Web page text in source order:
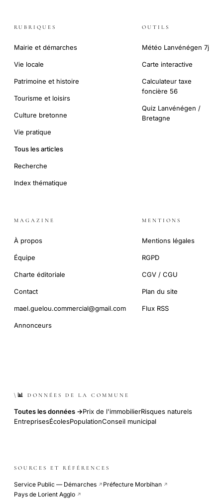
RUBRIQUES
Mairie et démarches
Vie locale
Patrimoine et histoire
Tourisme et loisirs
Culture bretonne
Vie pratique
Tous les articles
Recherche
Index thématique
OUTILS
Météo Lanvénégen 7j
Carte interactive
Calculateur taxe
foncière 56
Quiz Lanvénégen /
Bretagne
MAGAZINE
À propos
Équipe
Charte éditoriale
Contact
mael.guelou.commercial@gmail.com
Annonceurs
MENTIONS
Mentions légales
RGPD
CGV / CGU
Plan du site
Flux RSS
\📊 DONNÉES DE LA COMMUNE
Toutes les données →Prix de l'immobilierRisques naturels
EntreprisesÉcolesPopulationConseil municipal
SOURCES ET RÉFÉRENCES
Service Public — Démarches ↗ Préfecture Morbihan ↗
Pays de Lorient Agglo ↗